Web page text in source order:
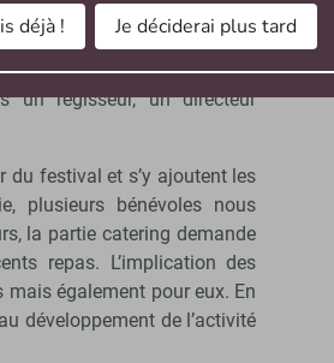
temporairement trois
médiation. Le caractère
implique d’avoir une bonne
un régisseur, un directeur
du festival et s’y ajoutent les
plusieurs bénévoles nous
la partie catering demande
repas. L’implication des
également pour eux. En
développement de l’activité
déjà ! Je déciderai plus tard